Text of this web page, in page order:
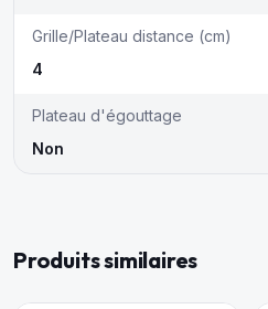
Grille/Plateau distance (cm)
4
Plateau d'égouttage
Non
Produits similaires